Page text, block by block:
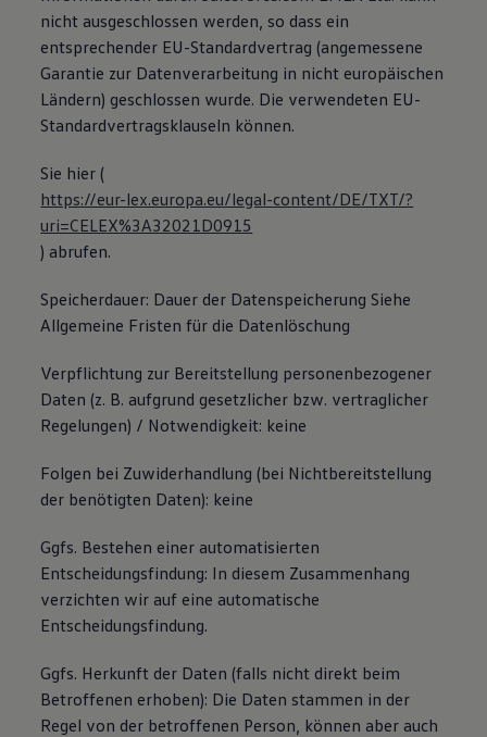
nicht ausgeschlossen werden, so dass ein
entsprechender EU-Standardvertrag (angemessene
Garantie zur Datenverarbeitung in nicht europäischen
Ländern) geschlossen wurde. Die verwendeten EU-
Standardvertragsklauseln können.
Sie hier (
https://eur-lex.europa.eu/legal-content/DE/TXT/?
uri=CELEX%3A32021D0915
) abrufen.
Speicherdauer: Dauer der Datenspeicherung Siehe
Allgemeine Fristen für die Datenlöschung
Verpflichtung zur Bereitstellung personenbezogener
Daten (z. B. aufgrund gesetzlicher bzw. vertraglicher
Regelungen) / Notwendigkeit: keine
Folgen bei Zuwiderhandlung (bei Nichtbereitstellung
der benötigten Daten): keine
Ggfs. Bestehen einer automatisierten
Entscheidungsfindung: In diesem Zusammenhang
verzichten wir auf eine automatische
Entscheidungsfindung.
Ggfs. Herkunft der Daten (falls nicht direkt beim
Betroffenen erhoben): Die Daten stammen in der
Regel von der betroffenen Person, können aber auch